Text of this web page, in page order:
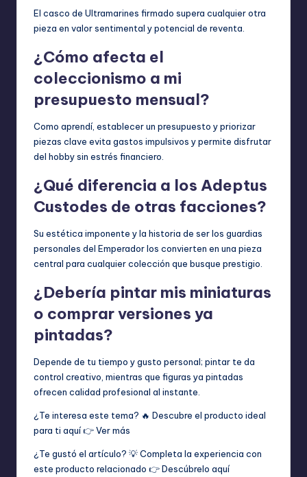
El casco de Ultramarines firmado supera cualquier otra
pieza en valor sentimental y potencial de reventa.
¿Cómo afecta el
coleccionismo a mi
presupuesto mensual?
Como aprendí, establecer un presupuesto y priorizar
piezas clave evita gastos impulsivos y permite disfrutar
del hobby sin estrés financiero.
¿Qué diferencia a los Adeptus
Custodes de otras facciones?
Su estética imponente y la historia de ser los guardias
personales del Emperador los convierten en una pieza
central para cualquier colección que busque prestigio.
¿Debería pintar mis miniaturas
o comprar versiones ya
pintadas?
Depende de tu tiempo y gusto personal; pintar te da
control creativo, mientras que figuras ya pintadas
ofrecen calidad profesional al instante.
¿Te interesa este tema? 🔥 Descubre el producto ideal
para ti aquí 👉Ver más
¿Te gustó el artículo? 💡 Completa la experiencia con
este producto relacionado 👉Descúbrelo aquí